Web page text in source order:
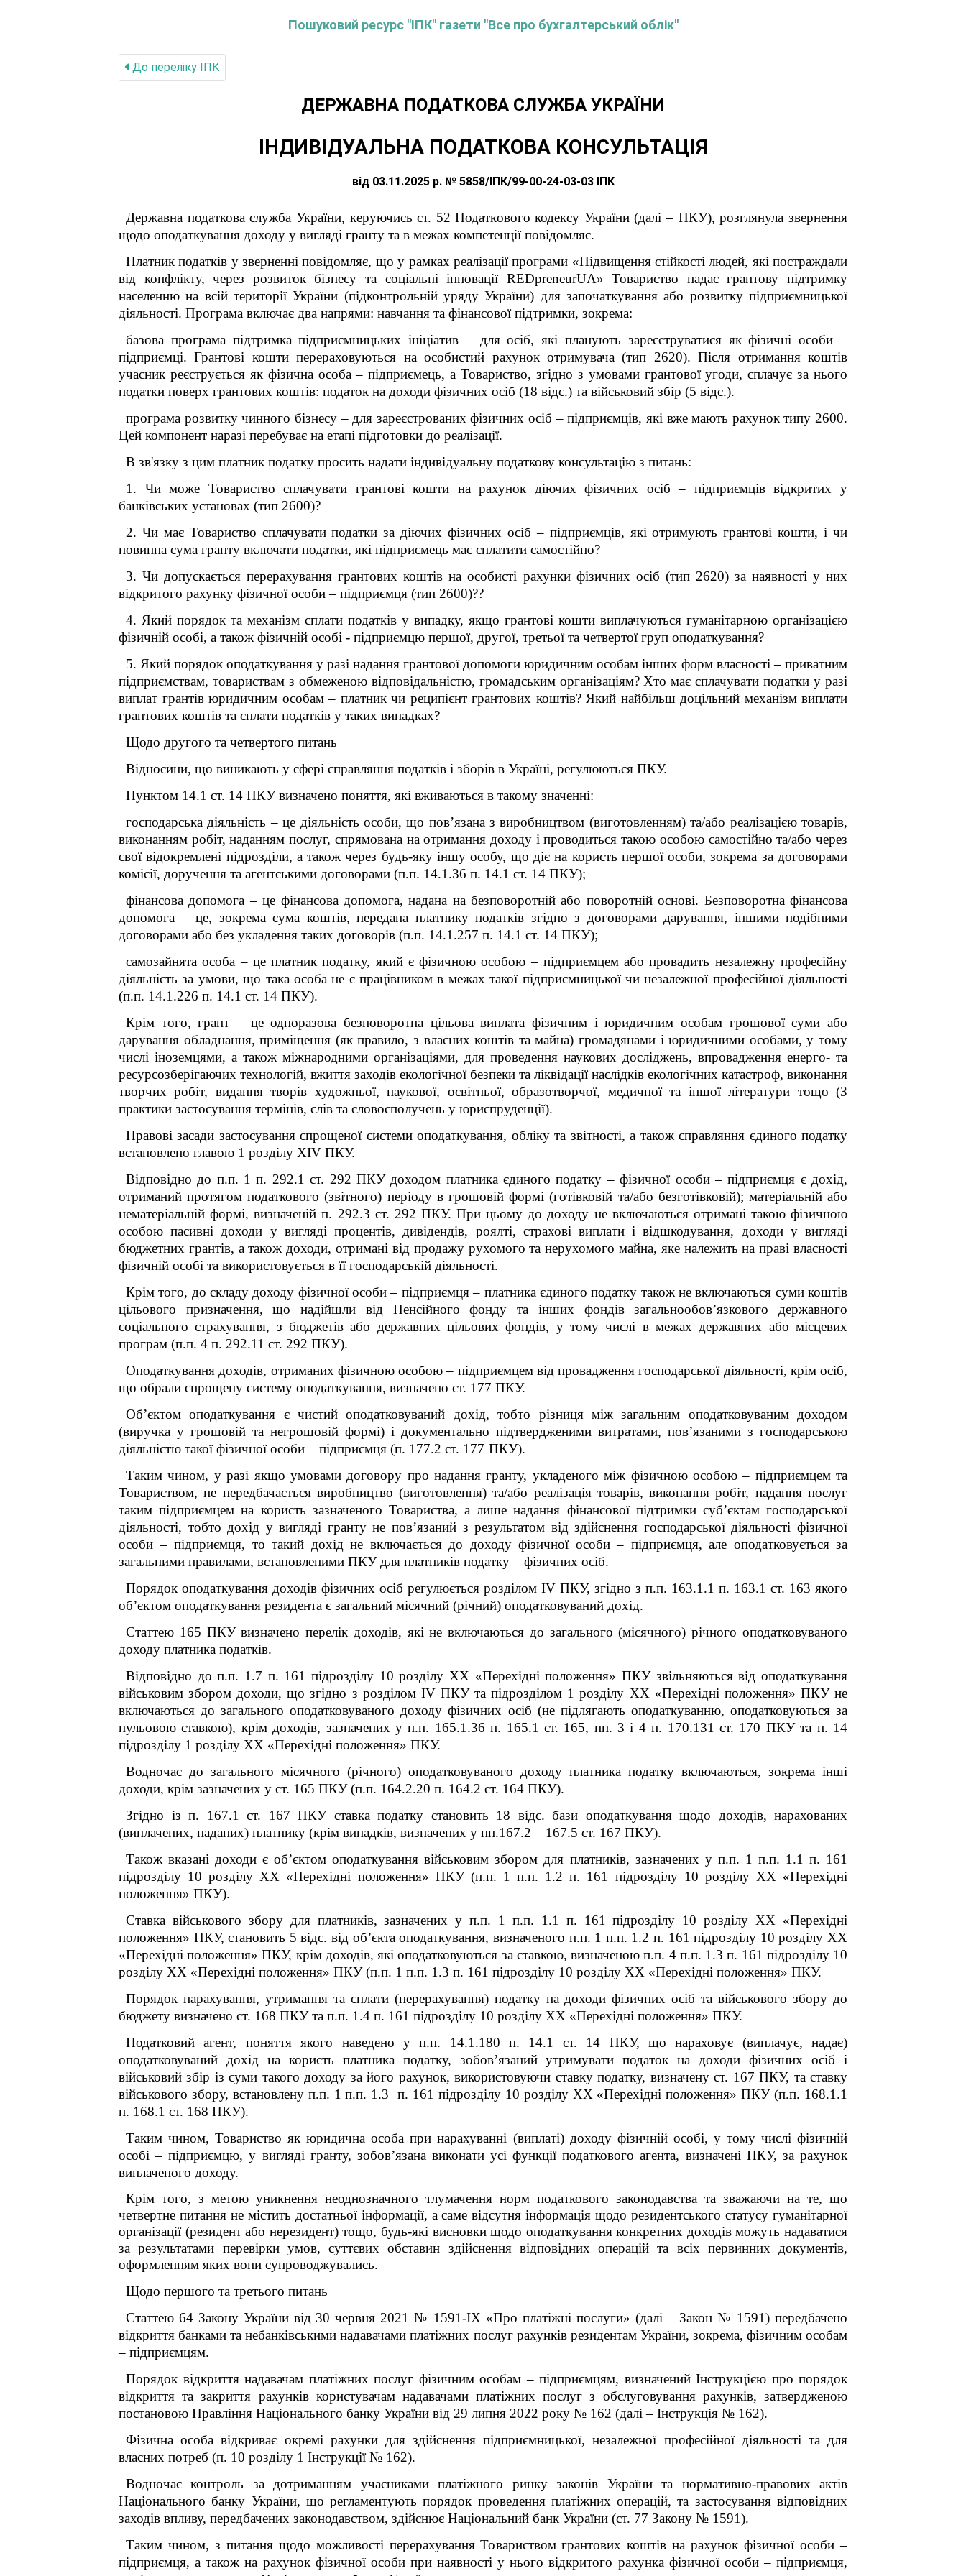
Пошуковий ресурс "ІПК" газети "Все про бухгалтерський облік"
До переліку IПК
ДЕРЖАВНА ПОДАТКОВА СЛУЖБА УКРАЇНИ
ІНДИВІДУАЛЬНА ПОДАТКОВА КОНСУЛЬТАЦІЯ
від 03.11.2025 р. № 5858/ІПК/99-00-24-03-03 ІПК
Державна податкова служба України, керуючись ст. 52 Податкового кодексу України (далі – ПКУ), розглянула звернення
щодо оподаткування доходу у вигляді гранту та в межах компетенції повідомляє.
Платник податків у зверненні повідомляє, що у рамках реалізації програми «Підвищення стійкості людей, які постраждали
від конфлікту, через розвиток бізнесу та соціальні інновації REDpreneurUA» Товариство надає грантову підтримку
населенню на всій території України (підконтрольній уряду України) для започаткування або розвитку підприємницької
діяльності. Програма включає два напрями: навчання та фінансової підтримки, зокрема:
базова програма підтримка підприємницьких ініціатив – для осіб, які планують зареєструватися як фізичні особи –
підприємці. Грантові кошти перераховуються на особистий рахунок отримувача (тип 2620). Після отримання коштів
учасник реєструється як фізична особа – підприємець, а Товариство, згідно з умовами грантової угоди, сплачує за нього
податки поверх грантових коштів: податок на доходи фізичних осіб (18 відс.) та військовий збір (5 відс.).
програма розвитку чинного бізнесу – для зареєстрованих фізичних осіб – підприємців, які вже мають рахунок типу 2600.
Цей компонент наразі перебуває на етапі підготовки до реалізації.
В зв'язку з цим платник податку просить надати індивідуальну податкову консультацію з питань:
1. Чи може Товариство сплачувати грантові кошти на рахунок діючих фізичних осіб – підприємців відкритих у
банківських установах (тип 2600)?
2. Чи має Товариство сплачувати податки за діючих фізичних осіб – підприємців, які отримують грантові кошти, і чи
повинна сума гранту включати податки, які підприємець має сплатити самостійно?
3. Чи допускається перерахування грантових коштів на особисті рахунки фізичних осіб (тип 2620) за наявності у них
відкритого рахунку фізичної особи – підприємця (тип 2600)??
4. Який порядок та механізм сплати податків у випадку, якщо грантові кошти виплачуються гуманітарною організацією
фізичній особі, а також фізичній особі - підприємцю першої, другої, третьої та четвертої груп оподаткування?
5. Який порядок оподаткування у разі надання грантової допомоги юридичним особам інших форм власності – приватним
підприємствам, товариствам з обмеженою відповідальністю, громадським організаціям? Хто має сплачувати податки у разі
виплат грантів юридичним особам – платник чи реципієнт грантових коштів? Який найбільш доцільний механізм виплати
грантових коштів та сплати податків у таких випадках?
Щодо другого та четвертого питань
Відносини, що виникають у сфері справляння податків і зборів в Україні, регулюються ПКУ.
Пунктом 14.1 ст. 14 ПКУ визначено поняття, які вживаються в такому значенні:
господарська діяльність – це діяльність особи, що пов’язана з виробництвом (виготовленням) та/або реалізацією товарів,
виконанням робіт, наданням послуг, спрямована на отримання доходу і проводиться такою особою самостійно та/або через
свої відокремлені підрозділи, а також через будь-яку іншу особу, що діє на користь першої особи, зокрема за договорами
комісії, доручення та агентськими договорами (п.п. 14.1.36 п. 14.1 ст. 14 ПКУ);
фінансова допомога – це фінансова допомога, надана на безповоротній або поворотній основі. Безповоротна фінансова
допомога – це, зокрема сума коштів, передана платнику податків згідно з договорами дарування, іншими подібними
договорами або без укладення таких договорів (п.п. 14.1.257 п. 14.1 ст. 14 ПКУ);
самозайнята особа – це платник податку, який є фізичною особою – підприємцем або провадить незалежну професійну
діяльність за умови, що така особа не є працівником в межах такої підприємницької чи незалежної професійної діяльності
(п.п. 14.1.226 п. 14.1 ст. 14 ПКУ).
Крім того, грант – це одноразова безповоротна цільова виплата фізичним і юридичним особам грошової суми або
дарування обладнання, приміщення (як правило, з власних коштів та майна) громадянами і юридичними особами, у тому
числі іноземцями, а також міжнародними організаціями, для проведення наукових досліджень, впровадження енерго- та
ресурсозберігаючих технологій, вжиття заходів екологічної безпеки та ліквідації наслідків екологічних катастроф, виконання
творчих робіт, видання творів художньої, наукової, освітньої, образотворчої, медичної та іншої літератури тощо (З
практики застосування термінів, слів та словосполучень у юриспруденції).
Правові засади застосування спрощеної системи оподаткування, обліку та звітності, а також справляння єдиного податку
встановлено главою 1 розділу XIV ПКУ.
Відповідно до п.п. 1 п. 292.1 ст. 292 ПКУ доходом платника єдиного податку – фізичної особи – підприємця є дохід,
отриманий протягом податкового (звітного) періоду в грошовій формі (готівковій та/або безготівковій); матеріальній або
нематеріальній формі, визначеній п. 292.3 ст. 292 ПКУ. При цьому до доходу не включаються отримані такою фізичною
особою пасивні доходи у вигляді процентів, дивідендів, роялті, страхові виплати і відшкодування, доходи у вигляді
бюджетних грантів, а також доходи, отримані від продажу рухомого та нерухомого майна, яке належить на праві власності
фізичній особі та використовується в її господарській діяльності.
Крім того, до складу доходу фізичної особи – підприємця – платника єдиного податку також не включаються суми коштів
цільового призначення, що надійшли від Пенсійного фонду та інших фондів загальнообов’язкового державного
соціального страхування, з бюджетів або державних цільових фондів, у тому числі в межах державних або місцевих
програм (п.п. 4 п. 292.11 ст. 292 ПКУ).
Оподаткування доходів, отриманих фізичною особою – підприємцем від провадження господарської діяльності, крім осіб,
що обрали спрощену систему оподаткування, визначено ст. 177 ПКУ.
Об’єктом оподаткування є чистий оподатковуваний дохід, тобто різниця між загальним оподатковуваним доходом
(виручка у грошовій та негрошовій формі) і документально підтвердженими витратами, пов’язаними з господарською
діяльністю такої фізичної особи – підприємця (п. 177.2 ст. 177 ПКУ).
Таким чином, у разі якщо умовами договору про надання гранту, укладеного між фізичною особою – підприємцем та
Товариством, не передбачається виробництво (виготовлення) та/або реалізація товарів, виконання робіт, надання послуг
таким підприємцем на користь зазначеного Товариства, а лише надання фінансової підтримки суб’єктам господарської
діяльності, тобто дохід у вигляді гранту не пов’язаний з результатом від здійснення господарської діяльності фізичної
особи – підприємця, то такий дохід не включається до доходу фізичної особи – підприємця, але оподатковується за
загальними правилами, встановленими ПКУ для платників податку – фізичних осіб.
Порядок оподаткування доходів фізичних осіб регулюється розділом ІV ПКУ, згідно з п.п. 163.1.1 п. 163.1 ст. 163 якого
об’єктом оподаткування резидента є загальний місячний (річний) оподатковуваний дохід.
Статтею 165 ПКУ визначено перелік доходів, які не включаються до загального (місячного) річного оподатковуваного
доходу платника податків.
Відповідно до п.п. 1.7 п. 161 підрозділу 10 розділу XX «Перехідні положення» ПКУ звільняються від оподаткування
військовим збором доходи, що згідно з розділом IV ПКУ та підрозділом 1 розділу XX «Перехідні положення» ПКУ не
включаються до загального оподатковуваного доходу фізичних осіб (не підлягають оподаткуванню, оподатковуються за
нульовою ставкою), крім доходів, зазначених у п.п. 165.1.36 п. 165.1 ст. 165, пп. 3 і 4 п. 170.131 ст. 170 ПКУ та п. 14
підрозділу 1 розділу XX «Перехідні положення» ПКУ.
Водночас до загального місячного (річного) оподатковуваного доходу платника податку включаються, зокрема інші
доходи, крім зазначених у ст. 165 ПКУ (п.п. 164.2.20 п. 164.2 ст. 164 ПКУ).
Згідно із п. 167.1 ст. 167 ПКУ ставка податку становить 18 відс. бази оподаткування щодо доходів, нарахованих
(виплачених, наданих) платнику (крім випадків, визначених у пп.167.2 – 167.5 ст. 167 ПКУ).
Також вказані доходи є об’єктом оподаткування військовим збором для платників, зазначених у п.п. 1 п.п. 1.1 п. 161
підрозділу 10 розділу XX «Перехідні положення» ПКУ (п.п. 1 п.п. 1.2 п. 161
підрозділу 10 розділу XX «Перехідні
положення» ПКУ).
Ставка військового збору для платників, зазначених у п.п. 1 п.п. 1.1 п. 161
підрозділу 10 розділу XX «Перехідні
положення» ПКУ, становить 5 відс. від об’єкта оподаткування, визначеного п.п. 1 п.п. 1.2 п. 161 підрозділу 10 розділу XX
«Перехідні положення» ПКУ, крім доходів, які оподатковуються за ставкою, визначеною п.п. 4 п.п. 1.3 п. 161 підрозділу 10
розділу XX «Перехідні положення» ПКУ (п.п. 1 п.п. 1.3 п. 161 підрозділу 10 розділу XX «Перехідні положення» ПКУ.
Порядок нарахування, утримання та сплати (перерахування) податку на доходи фізичних осіб та військового збору до
бюджету визначено ст. 168 ПКУ та п.п. 1.4 п. 161 підрозділу 10 розділу XX «Перехідні положення» ПКУ.
Податковий агент, поняття якого наведено у п.п. 14.1.180 п. 14.1 ст. 14 ПКУ, що нараховує (виплачує, надає)
оподатковуваний дохід на користь платника податку, зобов’язаний утримувати податок на доходи фізичних осіб і
військовий збір із суми такого доходу за його рахунок, використовуючи ставку податку, визначену ст. 167 ПКУ, та ставку
військового збору, встановлену п.п. 1 п.п. 1.3 п. 161 підрозділу 10 розділу XX «Перехідні положення» ПКУ (п.п. 168.1.1
п. 168.1 ст. 168 ПКУ).
Таким чином, Товариство як юридична особа при нарахуванні (виплаті) доходу фізичній особі, у тому числі фізичній
особі – підприємцю, у вигляді гранту, зобов’язана виконати усі функції податкового агента, визначені ПКУ, за рахунок
виплаченого доходу.
Крім того, з метою уникнення неоднозначного тлумачення норм податкового законодавства та зважаючи на те, що
четвертне питання не містить достатньої інформації, а саме відсутня інформація щодо резидентського статусу гуманітарної
організації (резидент або нерезидент) тощо, будь-які висновки щодо оподаткування конкретних доходів можуть надаватися
за результатами перевірки умов, суттєвих обставин здійснення відповідних операцій та всіх первинних документів,
оформленням яких вони супроводжувались.
Щодо першого та третього питань
Статтею 64 Закону України від 30 червня 2021 № 1591-ІХ «Про платіжні послуги» (далі – Закон № 1591) передбачено
відкриття банками та небанківськими надавачами платіжних послуг рахунків резидентам України, зокрема, фізичним особам
– підприємцям.
Порядок відкриття надавачам платіжних послуг фізичним особам – підприємцям, визначений Інструкцією про порядок
відкриття та закриття рахунків користувачам надавачами платіжних послуг з обслуговування рахунків, затвердженою
постановою Правління Національного банку України від 29 липня 2022 року № 162 (далі – Інструкція № 162).
Фізична особа відкриває окремі рахунки для здійснення підприємницької, незалежної професійної діяльності та для
власних потреб (п. 10 розділу 1 Інструкції № 162).
Водночас контроль за дотриманням учасниками платіжного ринку законів України та нормативно-правових актів
Національного банку України, що регламентують порядок проведення платіжних операцій, та застосування відповідних
заходів впливу, передбачених законодавством, здійснює Національний банк України (ст. 77 Закону № 1591).
Таким чином, з питання щодо можливості перерахування Товариством грантових коштів на рахунок фізичної особи –
підприємця, а також на рахунок фізичної особи при наявності у нього відкритого рахунка фізичної особи – підприємця,